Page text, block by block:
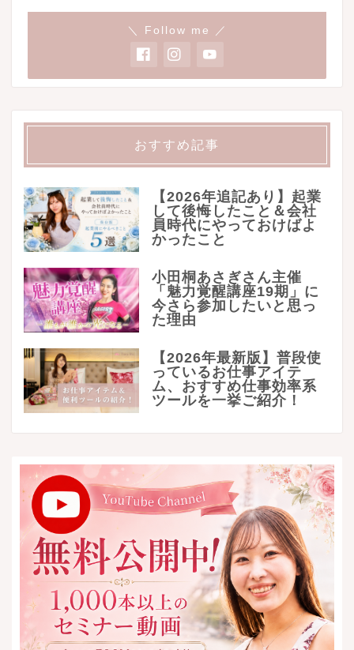
＼ Follow me ／
おすすめ記事
【2026年追記あり】起業
して後悔したこと＆会社
員時代にやっておけばよ
かったこと
小田桐あさぎさん主催
「魅力覚醒講座19期」に
今さら参加したいと思っ
た理由
【2026年最新版】普段使
っているお仕事アイテ
ム、おすすめ仕事効率系
ツールを一挙ご紹介！